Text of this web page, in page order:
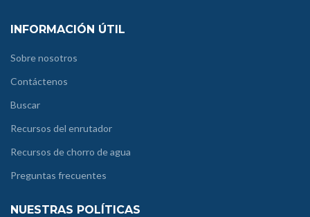
INFORMACIÓN ÚTIL
Sobre nosotros
Contáctenos
Buscar
Recursos del enrutador
Recursos de chorro de agua
Preguntas frecuentes
NUESTRAS POLÍTICAS